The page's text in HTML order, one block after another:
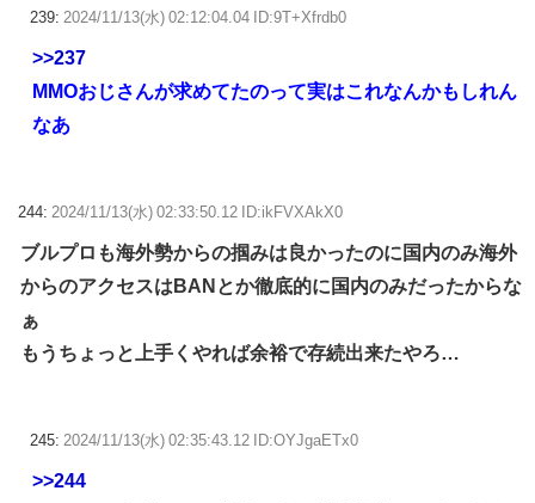
239: 2024/11/13(水) 02:12:04.04 ID:9T+Xfrdb0
>>237
MMOおじさんが求めてたのって実はこれなんかもしれん
なあ
244: 2024/11/13(水) 02:33:50.12 ID:ikFVXAkX0
ブルプロも海外勢からの掴みは良かったのに国内のみ海外
からのアクセスはBANとか徹底的に国内のみだったからな
ぁ
もうちょっと上手くやれば余裕で存続出来たやろ…
245: 2024/11/13(水) 02:35:43.12 ID:OYJgaETx0
>>244